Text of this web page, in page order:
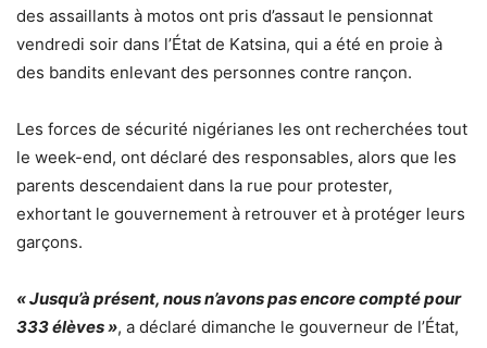
des assaillants à motos ont pris d’assaut le pensionnat
vendredi soir dans l’État de Katsina, qui a été en proie à
des bandits enlevant des personnes contre rançon.
Les forces de sécurité nigérianes les ont recherchées tout
le week-end, ont déclaré des responsables, alors que les
parents descendaient dans la rue pour protester,
exhortant le gouvernement à retrouver et à protéger leurs
garçons.
« Jusqu’à présent, nous n’avons pas encore compté pour
333 élèves », a déclaré dimanche le gouverneur de l’État,